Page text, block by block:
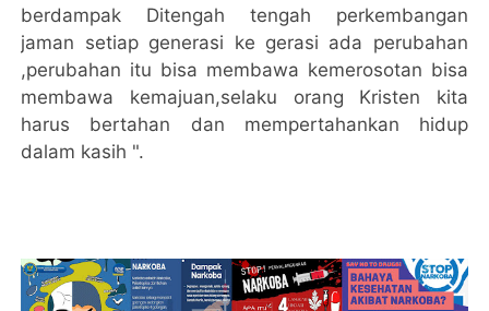
berdampak Ditengah tengah perkembangan
jaman setiap generasi ke gerasi ada perubahan
,perubahan itu bisa membawa kemerosotan bisa
membawa kemajuan,selaku orang Kristen kita
harus bertahan dan mempertahankan hidup
dalam kasih ".